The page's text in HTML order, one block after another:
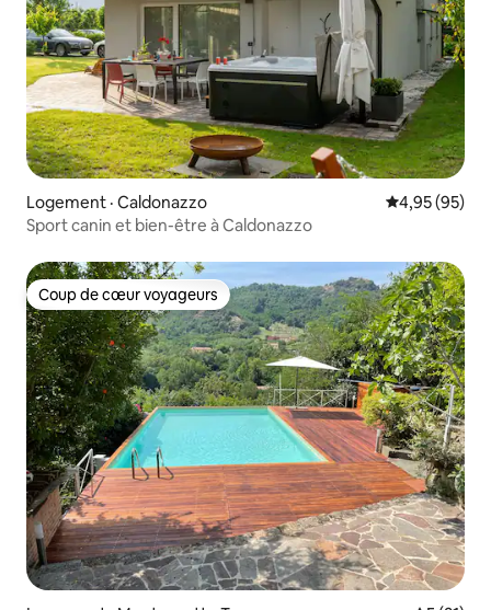
Logement · Caldonazzo Note
4,95 (95)
Sport canin et bien-être à Caldonazzo
Coup de cœur voyageurs
Coup de cœur voyageurs